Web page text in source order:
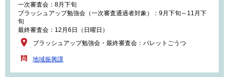
一次審査会：8月下旬
ブラッシュアップ勉強会（一次審査通過者対象）：9月下旬～11月下
旬
最終審査会：12月6日（日曜日）
ブラッシュアップ勉強会・最終審査会：パレットごうつ
地域振興課